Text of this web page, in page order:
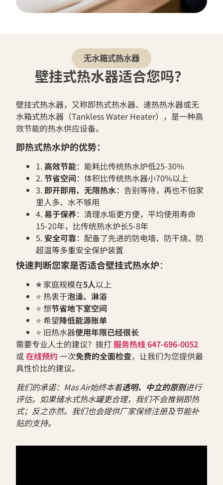
无水箱式热水器
壁挂式热水器适合您吗？
壁挂式热水器，又称即热式热水器、速热热水器或无
水箱式热水器（Tankless Water Heater），是一种高
效节能的热水供应设备。
即热式热水炉的优势：
1.高效节能：能耗比传统热水炉低25-30%
2.节省空间：体积比传统热水器小70%以上
3. 即开即用、无限热水：告别等待，再也不怕家
里人多、水不够用
4.易于保养：清理水垢更方便，平均使用寿命
15-20年，比传统热水炉长5-8年
5. 安全可靠：配备了先进的防电墙、防干烧、防
超温等多重安全保护装置
快速判断您家是否适合壁挂式热水炉：
⭐家庭规模在5人以上
⭐ 热衷于泡澡、淋浴
⭐ 想节省地下室空间
⭐ 希望降低能源账单
⭐ 旧热水器使用年限已经很长
需要专业人士的建议？拨打 服务热线 647-696-0052
或在线预约一次免费的全面检查，让我们为您提供最
具性价比的建议。
我们的承诺：Mas Air始终本着透明、中立的原则进行
评估。如果储水式热水罐更合理，我们不会推销即热
式；反之亦然。我们也会提供厂家保修注册及节能补
贴的支持。